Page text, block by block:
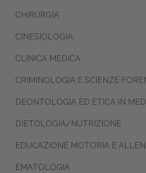
CHIRURGIA
CINESIOLOGIA
CLINICA MEDICA
CRIMINOLOGIA E SCIENZE
DEONTOLOGIA ED ETICA IN
DIETOLOGIA/NUTRIZIONE
EDUCAZIONE MOTORIA E
EMATOLOGIA